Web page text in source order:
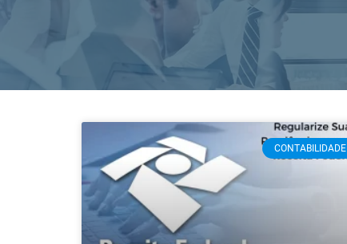
CONTABILIDADE